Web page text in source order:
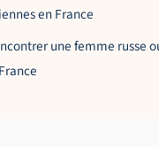
en France
une femme russe